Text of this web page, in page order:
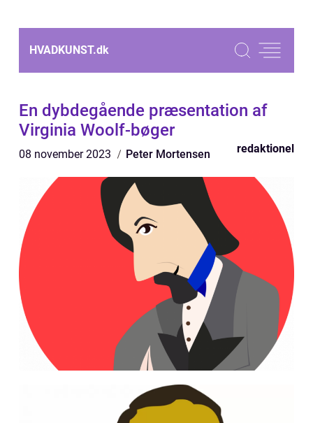
HVADKUNST.dk
En dybdegående præsentation af
Virginia Woolf-bøger
08 november 2023 Peter Mortensen redaktionel